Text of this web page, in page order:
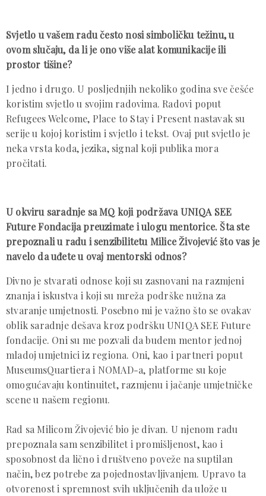
Svjetlo u vašem radu često nosi simboličku težinu, u
ovom slučaju, da li je ono više alat komunikacije ili
prostor tišine?
I jedno i drugo. U posljednjih nekoliko godina sve češće
koristim svjetlo u svojim radovima. Radovi poput
Refugees Welcome, Place to Stay i Present nastavak su
serije u kojoj koristim i svjetlo i tekst. Ovaj put svjetlo je
neka vrsta koda, jezika, signal koji publika mora
pročitati.
U okviru saradnje sa MQ koji podržava UNIQA SEE
Future Fondacija preuzimate i ulogu mentorice. Šta ste
prepoznali u radu i senzibilitetu Milice Živojević što vas je
navelo da uđete u ovaj mentorski odnos?
Divno je stvarati odnose koji su zasnovani na razmjeni
znanja i iskustva i koji su mreža podrške nužna za
stvaranje umjetnosti. Posebno mi je važno što se ovakav
oblik saradnje dešava kroz podršku UNIQA SEE Future
fondacije. Oni su me pozvali da budem mentor jednoj
mladoj umjetnici iz regiona. Oni, kao i partneri poput
MuseumsQuartiera i NOMAD-a, platforme su koje
omogućavaju kontinuitet, razmjenu i jačanje umjetničke
scene u našem regionu.
Rad sa Milicom Živojević bio je divan. U njenom radu
prepoznala sam senzibilitet i promišljenost, kao i
sposobnost da lično i društveno poveže na suptilan
način, bez potrebe za pojednostavljivanjem. Upravo ta
otvorenost i spremnost svih uključenih da ulože u